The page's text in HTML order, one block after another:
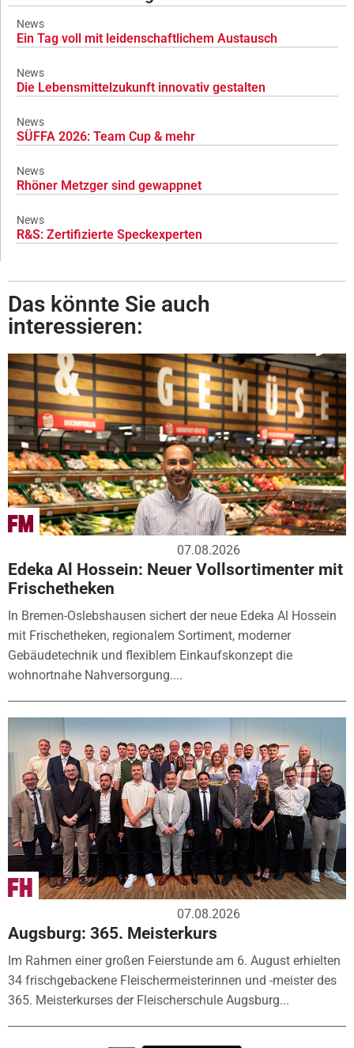
News
Ein Tag voll mit leidenschaftlichem Austausch
News
Die Lebensmittelzukunft innovativ gestalten
News
SÜFFA 2026: Team Cup & mehr
News
Rhöner Metzger sind gewappnet
News
R&S: Zertifizierte Speckexperten
Das könnte Sie auch
interessieren:
07.08.2026
Edeka Al Hossein: Neuer Vollsortimenter mit
Frischetheken
In Bremen-Oslebshausen sichert der neue Edeka Al Hossein
mit Frischetheken, regionalem Sortiment, moderner
Gebäudetechnik und flexiblem Einkaufskonzept die
wohnortnahe Nahversorgung....
07.08.2026
Augsburg: 365. Meisterkurs
Im Rahmen einer großen Feierstunde am 6. August erhielten
34 frischgebackene Fleischermeisterinnen und -meister des
365. Meisterkurses der Fleischerschule Augsburg...